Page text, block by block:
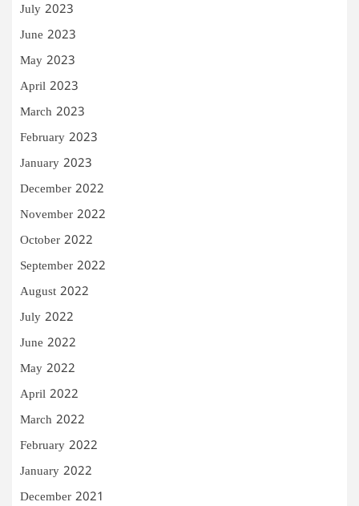
July 2023
June 2023
May 2023
April 2023
March 2023
February 2023
January 2023
December 2022
November 2022
October 2022
September 2022
August 2022
July 2022
June 2022
May 2022
April 2022
March 2022
February 2022
January 2022
December 2021